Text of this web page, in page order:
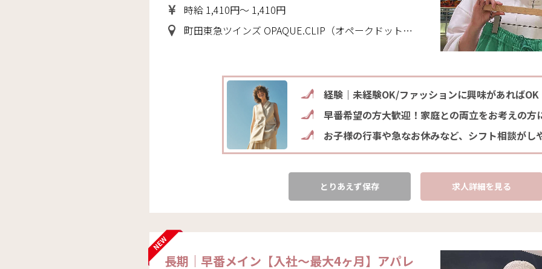
時給 1,410円～ 1,410円
町田東急ツインズ OPAQUE.CLIP（オペークドットクリップ）(東京都 町田市)
経験｜未経験OK/ファッションに興味があればOK
早番希望の方大歓迎！家庭との両立をお考えの
お子様の行事や急なお休みなど、シフト相談がし
とりあえず保存 求人詳細を見る
長期｜早番メイン【入社～最大4ヶ月】アパレ